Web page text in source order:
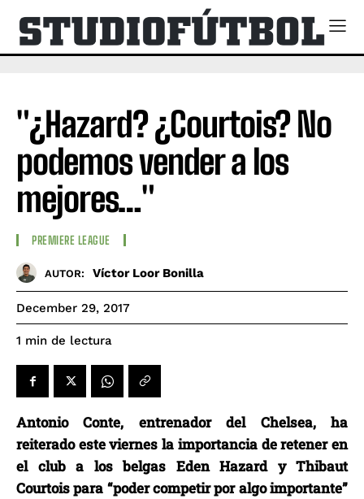
"¿Hazard? ¿Courtois? No
podemos vender a los
mejores…"
PREMIERE LEAGUE
AUTOR: Víctor Loor Bonilla
December 29, 2017
1 min de lectura
Antonio Conte, entrenador del Chelsea, ha
reiterado este viernes la importancia de retener en
el club a los belgas Eden Hazard y Thibaut
Courtois para “poder competir por algo importante”